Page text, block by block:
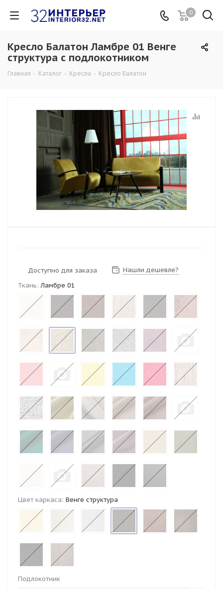
0
Кресло Балатон Ламбре 01 Венге
структура с подлокотником
Главная - Каталог - Кресла - Кресло Балатон
Доступно для заказа
Нашли дешевле?
Ткань: Ламбре 01
Цвет каркаса: Венге структура
Подлокотник